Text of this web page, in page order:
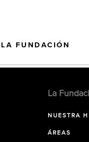
LA FUNDACIÓN
La
NUESTRA
ÁREAS